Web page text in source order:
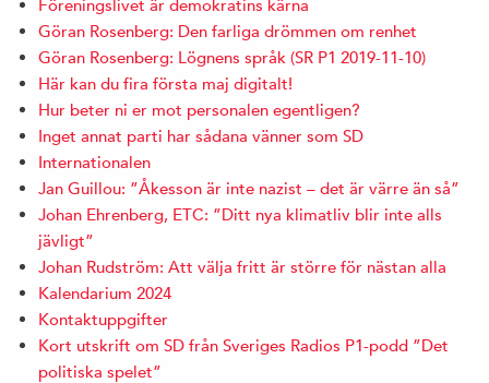
Föreningslivet är demokratins kärna
Göran Rosenberg: Den farliga drömmen om renhet
Göran Rosenberg: Lögnens språk (SR P1 2019-11-10)
Här kan du fira första maj digitalt!
Hur beter ni er mot personalen egentligen?
Inget annat parti har sådana vänner som SD
Internationalen
Jan Guillou: ”Åkesson är inte nazist – det är värre än så”
Johan Ehrenberg, ETC: ”Ditt nya klimatliv blir inte alls
jävligt”
Johan Rudström: Att välja fritt är större för nästan alla
Kalendarium 2024
Kontaktuppgifter
Kort utskrift om SD från Sveriges Radios P1-podd ”Det
politiska spelet”